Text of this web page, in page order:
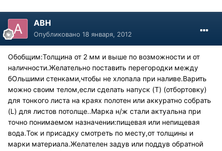
АВН
Опубликовано 18 января, 2012
Обобщим:Толщина от 2 мм и выше по возможности и от
наличности.Желательно поставить перегородки между
бОльшими стенками,чтобы не хлопала при наливе.Варить
можно своим телом,если сделать напуск (T) (отбортовку)
для тонкого листа на краях полотен или аккуратно собрать
(L) для листов потолще..Марка н/ж стали актуальна при
точно понимаемом назначении:пищевая или непищевая
вода.Ток и присадку смотреть по месту,от толщины и
марки материала.Желателен задув или поддув обратной